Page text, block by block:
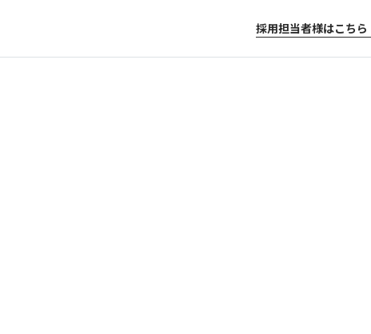
採用担当者様はこちら